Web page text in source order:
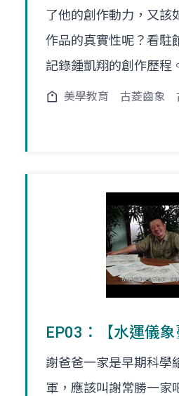
了他的創作動力，又該
作品的真實性呢？看駐
記錄鍾凱翔的創作歷程
美學教育 古菱齒象
EP03：【水運儀象
謝爸爸一家是早期科學
軍，應該叫謝常勝一家